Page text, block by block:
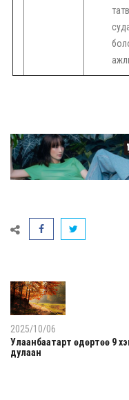
2025/10/06
Улаанбаатарт өдөртөө 9
дулаан